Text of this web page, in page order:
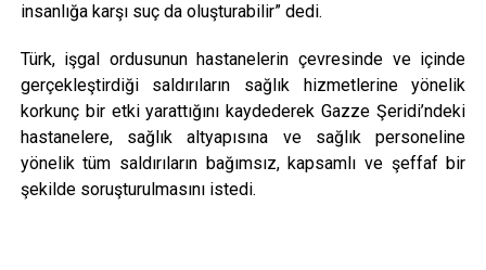
insanlığa karşı suç da oluşturabilir” dedi.
Türk, işgal ordusunun hastanelerin çevresinde ve içinde
gerçekleştirdiği saldırıların sağlık hizmetlerine yönelik
korkunç bir etki yarattığını kaydederek Gazze Şeridi’ndeki
hastanelere, sağlık altyapısına ve sağlık personeline
yönelik tüm saldırıların bağımsız, kapsamlı ve şeffaf bir
şekilde soruşturulmasını istedi.